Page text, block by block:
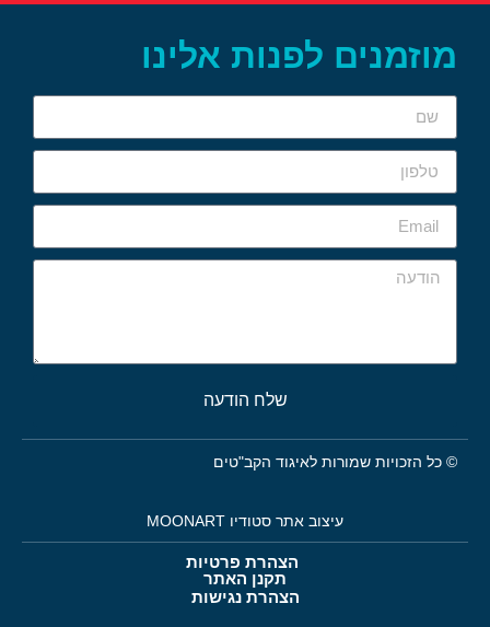
מוזמנים לפנות אלינו
שלח הודעה
© כל הזכויות שמורות לאיגוד הקב"טים
עיצוב אתר סטודיו MOONART
הצהרת פרטיות
תקנן האתר
הצהרת נגישות